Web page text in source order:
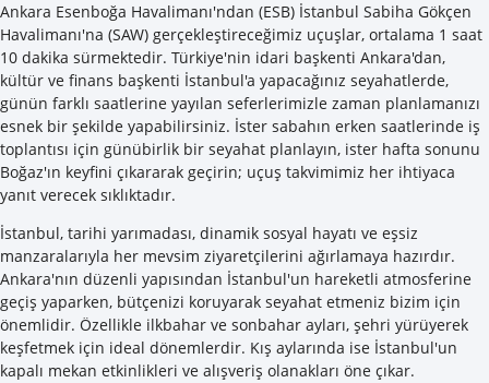
Ankara Esenboğa Havalimanı'ndan (ESB) İstanbul Sabiha Gökçen
Havalimanı'na (SAW) gerçekleştireceğimiz uçuşlar, ortalama 1 saat
10 dakika sürmektedir. Türkiye'nin idari başkenti Ankara'dan,
kültür ve finans başkenti İstanbul'a yapacağınız seyahatlerde,
günün farklı saatlerine yayılan seferlerimizle zaman planlamanızı
esnek bir şekilde yapabilirsiniz. İster sabahın erken saatlerinde iş
toplantısı için günübirlik bir seyahat planlayın, ister hafta sonunu
Boğaz'ın keyfini çıkararak geçirin; uçuş takvimimiz her ihtiyaca
yanıt verecek sıklıktadır.
İstanbul, tarihi yarımadası, dinamik sosyal hayatı ve eşsiz
manzaralarıyla her mevsim ziyaretçilerini ağırlamaya hazırdır.
Ankara'nın düzenli yapısından İstanbul'un hareketli atmosferine
geçiş yaparken, bütçenizi koruyarak seyahat etmeniz bizim için
önemlidir. Özellikle ilkbahar ve sonbahar ayları, şehri yürüyerek
keşfetmek için ideal dönemlerdir. Kış aylarında ise İstanbul'un
kapalı mekan etkinlikleri ve alışveriş olanakları öne çıkar.